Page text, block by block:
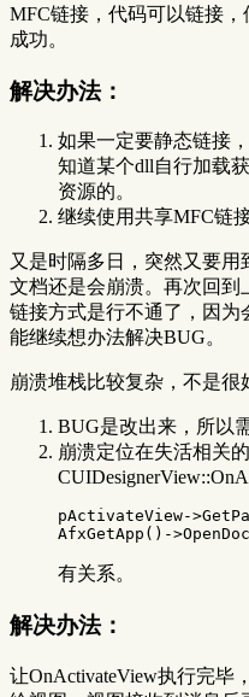
MFC链接，代码可以链接
成功。
解决办法：
如果一定要静态链接
知道某个dll自行加载
资源的。
继续使用共享MFC链
又是时隔多日，突然又要用
文档还是会崩溃。再次回到
链接方式是行不通了，因为
能继续想办法解决BUG。
崩溃堆栈比较复杂，不是很
BUG是改出来，所以
崩溃定位在失活相关
pActivateView->
AfxGetApp () ->
有关系。
解决办法：
让OnActivateView执行完毕